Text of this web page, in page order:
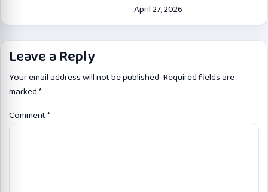
April 27, 2026
Leave a Reply
Your email address will not be published. Required fields are
marked*
Comment*